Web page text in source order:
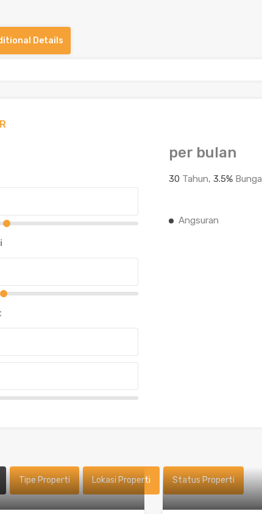
Details
per bulan
30 Tahun, 3.5%Bunga
Angsuran
Tipe Properti Lokasi Properti Status Properti